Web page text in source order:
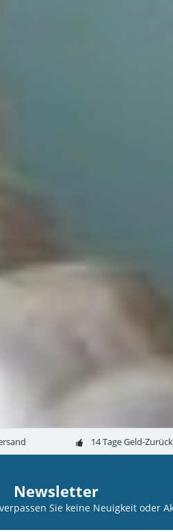
14 Tage Geld-
Newsletter
Sie keine Neuigkeit oder